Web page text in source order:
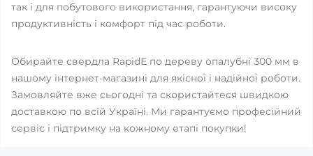
так і для побутового використання, гарантуючи високу
продуктивність і комфорт під час роботи.
Обирайте свердла RapidE по дереву опалубні 300 мм в
нашому інтернет-магазині для якісної і надійної роботи.
Замовляйте вже сьогодні та скористайтеся швидкою
доставкою по всій Україні. Ми гарантуємо професійний
сервіс і підтримку на кожному етапі покупки!